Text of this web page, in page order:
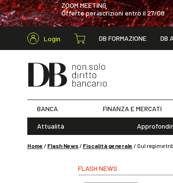
ZOOM MEETING
Offerte per iscrizioni entro il 27/08
Login DB FORMAZIONE DB
BANCA FINANZA E MERCATI
Attualità
Home / Flash News/ Fiscalità generale / Sul regime
FLASH NEWS